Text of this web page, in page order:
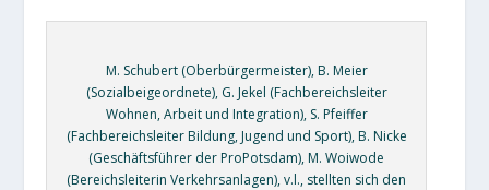
M. Schubert (Oberbürgermeister), B. Meier
(Sozialbeigeordnete), G. Jekel (Fachbereichsleiter
Wohnen, Arbeit und Integration), S. Pfeiffer
(Fachbereichsleiter Bildung, Jugend und Sport), B. Nicke
(Geschäftsführer der ProPotsdam), M. Woiwode
(Bereichsleiterin Verkehrsanlagen), v.l., stellten sich den